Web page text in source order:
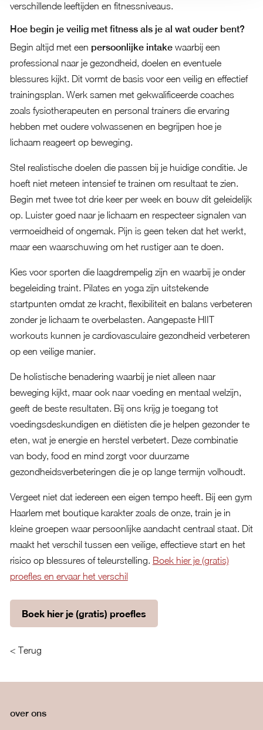
verschillende leeftijden en fitnessniveaus.
Hoe begin je veilig met fitness als je al wat ouder bent?
Begin altijd met een persoonlijke intakewaarbij een
professional naar je gezondheid, doelen en eventuele
blessures kijkt. Dit vormt de basis voor een veilig en effectief
trainingsplan. Werk samen met gekwalificeerde coaches
zoals fysiotherapeuten en personal trainers die ervaring
hebben met oudere volwassenen en begrijpen hoe je
lichaam reageert op beweging.
Stel realistische doelen die passen bij je huidige conditie. Je
hoeft niet meteen intensief te trainen om resultaat te zien.
Begin met twee tot drie keer per week en bouw dit geleidelijk
op. Luister goed naar je lichaam en respecteer signalen van
vermoeidheid of ongemak. Pijn is geen teken dat het werkt,
maar een waarschuwing om het rustiger aan te doen.
Kies voor sporten die laagdrempelig zijn en waarbij je onder
begeleiding traint. Pilates en yoga zijn uitstekende
startpunten omdat ze kracht, flexibiliteit en balans verbeteren
zonder je lichaam te overbelasten. Aangepaste HIIT
workouts kunnen je cardiovasculaire gezondheid verbeteren
op een veilige manier.
De holistische benadering waarbij je niet alleen naar
beweging kijkt, maar ook naar voeding en mentaal welzijn,
geeft de beste resultaten. Bij ons krijg je toegang tot
voedingsdeskundigen en diëtisten die je helpen gezonder te
eten, wat je energie en herstel verbetert. Deze combinatie
van body, food en mind zorgt voor duurzame
gezondheidsverbeteringen die je op lange termijn volhoudt.
Vergeet niet dat iedereen een eigen tempo heeft. Bij een gym
Haarlem met boutique karakter zoals de onze, train je in
kleine groepen waar persoonlijke aandacht centraal staat. Dit
maakt het verschil tussen een veilige, effectieve start en het
risico op blessures of teleurstelling. Boek hier je (gratis)
proefles en ervaar het verschil
Boek hier je (gratis) proefles
< Terug
over ons